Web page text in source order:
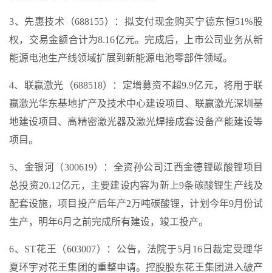
3、先惠技术（688155）：拟支付现金购买宁德东恒51%股
权，交易金额合计为8.16亿元。完成后，上市公司业务从新
能源电池生产线领域扩展到新能源电池零部件领域。
4、联赢激光（688518）：定增募资不超9.9亿元，将用于联
赢激光华东基地扩产及技术中心建设项目、联赢激光深圳基
地建设项目、高精密激光器及激光焊接成套设备产能建设等
项目。
5、金银河（300619）：全资孙公司江西金德锂碳酸锂项目
总投资20.12亿元，主要建设内容为新上9条碳酸锂生产线及
配套设施，项目投产后年产2万吨碳酸锂，计划今年9月份试
生产，明年6月之前完成所有建设，竣工投产。
6、ST花王（603007）：公告，法院于5月16日裁定受理华
夏环宇对花王集团的重整申请。控股股东花王集团进入破产